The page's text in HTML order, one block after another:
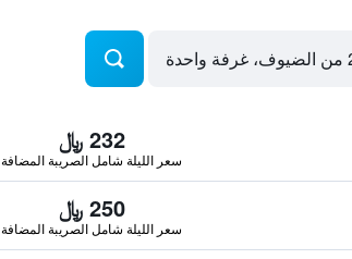
واحدة
232 ﷼
سعر الليلة شامل الصريبة المضافة
250 ﷼
سعر الليلة شامل الصريبة المضافة